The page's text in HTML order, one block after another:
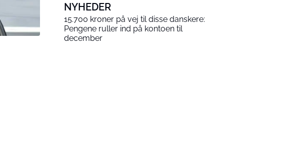
NYHEDER
15.700 kroner på vej til disse danskere:
Pengene ruller ind på kontoen til
december